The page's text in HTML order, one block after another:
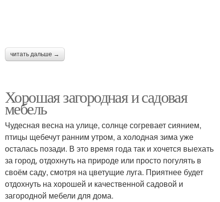
читать дальше →
Хорошая загородная и садовая
мебель
Чудесная весна на улице, солнце согревает сиянием,
птицы щебечут ранним утром, а холодная зима уже
осталась позади. В это время года так и хочется выехать
за город, отдохнуть на природе или просто погулять в
своём саду, смотря на цветущие луга. Приятнее будет
отдохнуть на хорошей и качественной садовой и
загородной мебели для дома.